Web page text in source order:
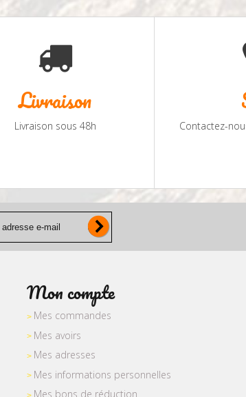
Livraison
Livraison sous 48h Contactez-
Mon compte
Mes commandes
Mes avoirs
Mes adresses
Mes informations personnelles
Mes bons de réduction